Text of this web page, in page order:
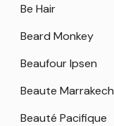
Be Hair
Beard Monkey
Beaufour Ipsen
Beaute Marrakech
Beauté Pacifique